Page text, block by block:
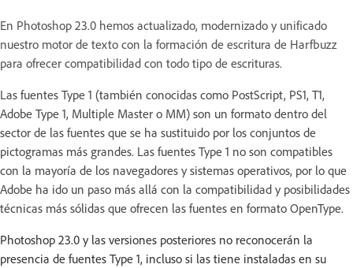
En Photoshop 23.0 hemos actualizado, modernizado y unificado
nuestro motor de texto con la formación de escritura de Harfbuzz
para ofrecer compatibilidad con todo tipo de escrituras.
Las fuentes Type 1 (también conocidas como PostScript, PS1, T1,
Adobe Type 1, Multiple Master o MM) son un formato dentro del
sector de las fuentes que se ha sustituido por los conjuntos de
pictogramas más grandes. Las fuentes Type 1 no son compatibles
con la mayoría de los navegadores y sistemas operativos, por lo que
Adobe ha ido un paso más allá con la compatibilidad y posibilidades
técnicas más sólidas que ofrecen las fuentes en formato OpenType.
Photoshop 23.0 y las versiones posteriores no reconocerán la
presencia de fuentes Type 1, incluso si las tiene instaladas en su